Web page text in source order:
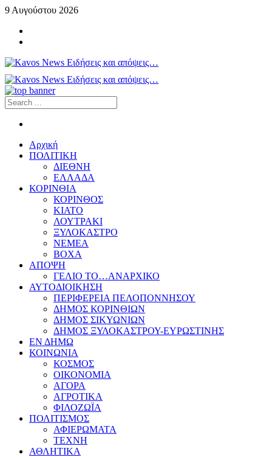
9 Αυγούστου 2026
Αρχική
ΠΟΛΙΤΙΚΗ
ΔΙΕΘΝΗ
ΕΛΛΑΔΑ
ΚΟΡΙΝΘΙΑ
ΚΟΡΙΝΘΟΣ
ΚΙΑΤΟ
ΛΟΥΤΡΑΚΙ
ΞΥΛΟΚΑΣΤΡΟ
ΝΕΜΕΑ
ΒΟΧΑ
ΑΠΟΨΗ
ΓΕΛΙΟ ΤΟ…ΑΝΑΡΧΙΚΟ
ΑΥΤΟΔΙΟΙΚΗΣΗ
ΠΕΡΙΦΕΡΕΙΑ ΠΕΛΟΠΟΝΝΗΣΟΥ
ΔΗΜΟΣ ΚΟΡΙΝΘΙΩΝ
ΔΗΜΟΣ ΣΙΚΥΩΝΙΩΝ
ΔΗΜΟΣ ΞΥΛΟΚΑΣΤΡΟΥ-ΕΥΡΩΣΤΙΝΗΣ
ΕΝ ΔΗΜΩ
ΚΟΙΝΩΝΙΑ
ΚΟΣΜΟΣ
ΟΙΚΟΝΟΜΙΑ
ΑΓΟΡΑ
ΑΓΡΟΤΙΚΑ
ΦΙΛΟΖΩΪΑ
ΠΟΛΙΤΙΣΜΟΣ
ΑΦΙΕΡΩΜΑΤΑ
ΤΕΧΝΗ
ΑΘΛΗΤΙΚΑ